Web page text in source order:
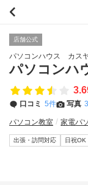
店舗公式
パソコンハウス カス
パソコンハ
口コミ 5件 写真
パソコン教室 家電パ
出張・訪問対応 日祝OK